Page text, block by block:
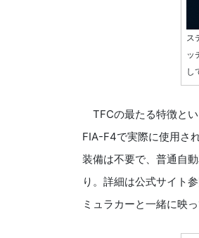
ス
ッ
し
TFCの最たる特徴と
FIA-F4で実際に使用さ
装備は不要で、普通自
り。詳細は公式サイト
ミュラカーと一緒に映